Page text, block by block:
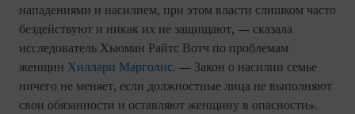
нападениями и насилием, при этом власти слишком часто
бездействуют и никак их не защищают, — сказала
исследователь Хьюман Райтс Вотч по проблемам
женщин Хиллари Марголис. — Закон о насилии семье
ничего не меняет, если должностные лица не выполняют
свои обязанности и оставляют женщину в опасности».